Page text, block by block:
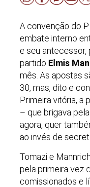
A convenção do
embate interno
e seu antecessor,
partido Elmis
mês. As apostas
30, mas, dito e
Primeira vitória, a
– que brigava
agora, quer
ao invés de
Tomazi e
pela primeira vez
comissionados e